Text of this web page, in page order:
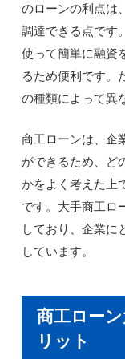
のローンの利点は
調達できる点です
使って簡単に融資
るため便利です。
の種類によって異
商工ローンは、企
ができるため、ど
かをよく考えた上
です。大手商工ロ
しており、企業に
しています。
商工ロー
リット